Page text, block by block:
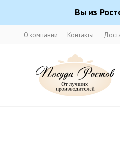
Вы из
О компании Контакты